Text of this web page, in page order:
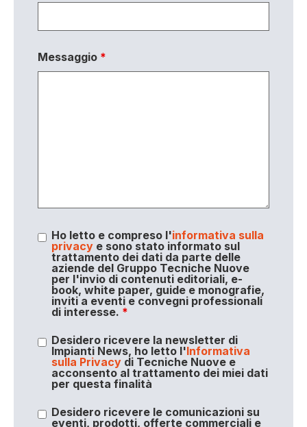
Messaggio *
Ho letto e compreso l'informativa sulla
privacye sono stato informato sul
trattamento dei dati da parte delle
aziende del Gruppo Tecniche Nuove
per l'invio di contenuti editoriali, e-
book, white paper, guide e monografie,
inviti a eventi e convegni professionali
di interesse. *
Desidero ricevere la newsletter di
Impianti News, ho letto l'Informativa
sulla Privacydi Tecniche Nuove e
acconsento al trattamento dei miei dati
per questa finalità
Desidero ricevere le comunicazioni su
eventi, prodotti, offerte commerciali e